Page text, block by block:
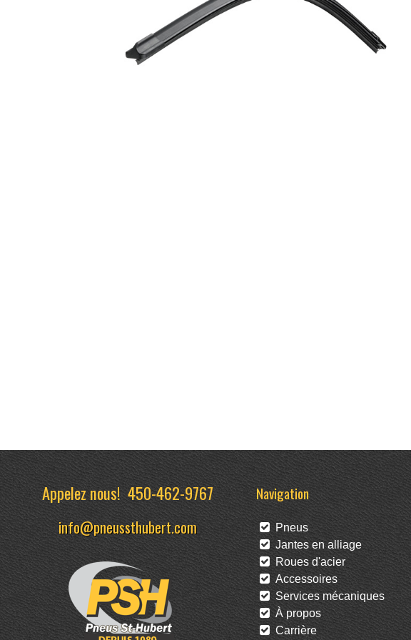
Appelez nous!450-462-9767
info@pneussthubert.com
Navigation
Pneus
Jantes en alliage
Roues d'acier
Accessoires
Services mécaniques
À propos
Carrière